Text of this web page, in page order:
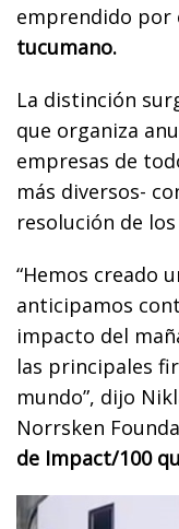
emprendido por
tucumano.
La distinción
que organiza
empresas de
más diversos-
resolución de
“Hemos creado
anticipamos
impacto del
las principales
mundo”, dijo
Norrsken
de Impact/100